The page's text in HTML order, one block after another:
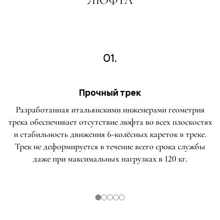
01.
Прочный трек
Разработанная итальянскими инженерами геометрия
трека обеспечивает отсутствие люфта во всех плоскостях
и стабильность движения 6-колёсных кареток в треке.
Трек не деформируется в течение всего срока службы
даже при максимальных нагрузках в 120 кг.